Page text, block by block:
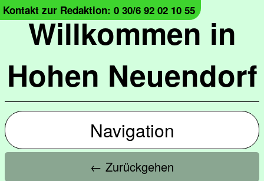
Willkommen in
Hohen Neuendorf
Kontakt zur Redaktion: 0 30/6 92 02 10 55
Navigation
← Zurückgehen